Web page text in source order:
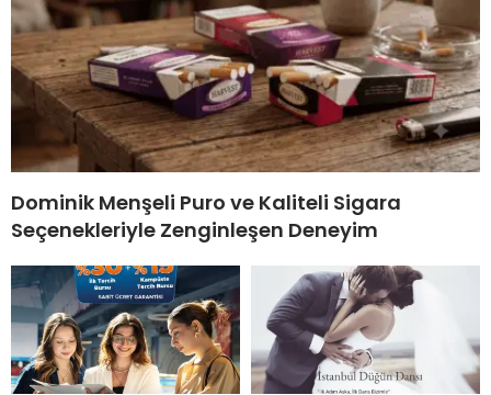
Dominik Menşeli Puro ve Kaliteli Sigara
Seçenekleriyle Zenginleşen Deneyim